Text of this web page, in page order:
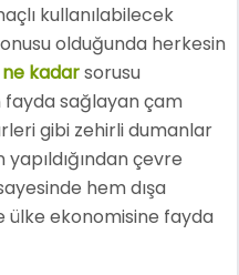
kullanılabilecek
olduğunda herkesin
kadarsorusu
fayda sağlayan çam
gibi zehirli dumanlar
çevre
hem dışa
ülke ekonomisine fayda